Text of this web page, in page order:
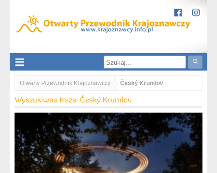
Otwarty Przewodnik Krajoznawczy Český Krumlov
Wyszukiwna fraza: Český Krumlov